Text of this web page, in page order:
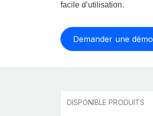
facile d’utilisation.
Demander une démo
DISPONIBLE PRODUITS